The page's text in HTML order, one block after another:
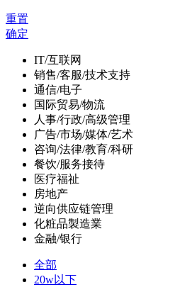
重置
确定
IT/互联网
销售/客服/技术支持
通信/电子
国际贸易/物流
人事/行政/高级管理
广告/市场/媒体/艺术
咨询/法律/教育/科研
餐饮/服务接待
医疗福祉
房地产
逆向供应链管理
化粧品製造業
金融/银行
全部
20w以下